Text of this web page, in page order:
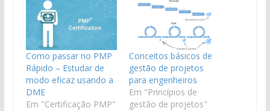
Como passar no PMP
Rápido – Estudar de
modo eficaz usando a
DME
Em "Certificação PMP"
Conceitos básicos de
gestão de projetos
para engenheiros
Em "Princípios de
gestão de projetos"